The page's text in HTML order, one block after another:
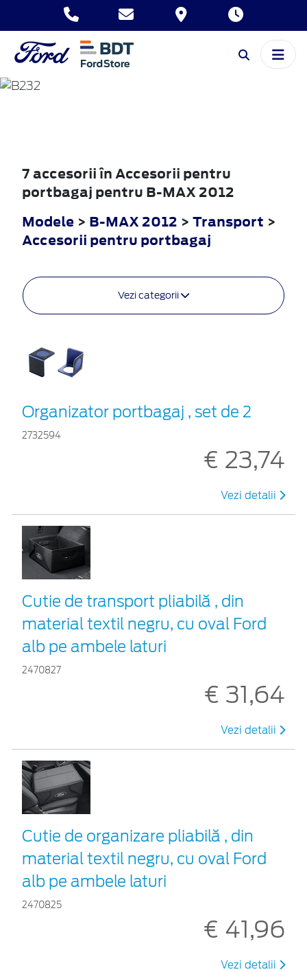
B-MAX
7 accesorii în Accesorii pentru
portbagaj pentru B-MAX 2012
Modele > B-MAX 2012 > Transport >
Accesorii pentru portbagaj
Vezi categorii
Organizator portbagaj , set de 2
2732594
€ 23,74
Vezi detalii
Cutie de transport pliabilă , din
material textil negru, cu oval Ford
alb pe ambele laturi
2470827
€ 31,64
Vezi detalii
Cutie de organizare pliabilă , din
material textil negru, cu oval Ford
alb pe ambele laturi
2470825
€ 41,96
Vezi detalii